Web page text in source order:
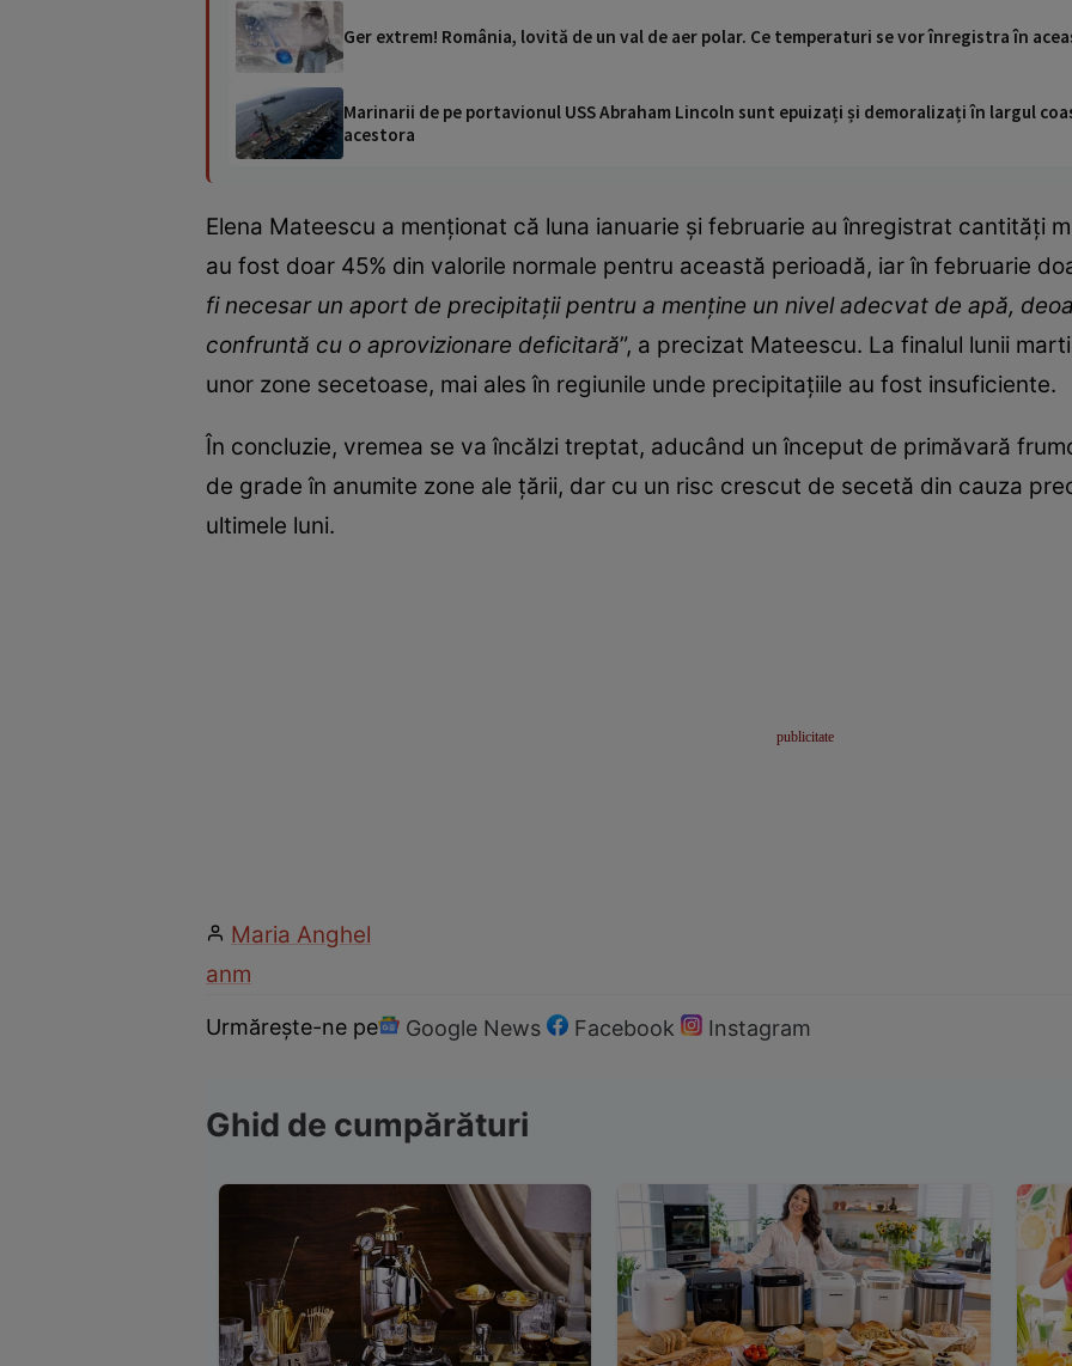
Ger extrem! România, lovită de un val de aer polar. Ce temperaturi se vor înregistra în
Marinarii de pe portavionul USS Abraham Lincoln sunt epuizați și demoralizați în largul
acestora
Elena Mateescu a menționat că luna ianuarie și februarie au înregistrat cantități
au fost doar 45% din valorile normale pentru această perioadă, iar în februarie
fi necesar un aport de precipitații pentru a menține un nivel adecvat de apă,
confruntă cu o aprovizionare deficitară”, a precizat Mateescu. La finalul lunii
unor zone secetoase, mai ales în regiunile unde precipitațiile au fost insuficiente.
În concluzie, vremea se va încălzi treptat, aducând un început de primăvară
de grade în anumite zone ale țării, dar cu un risc crescut de secetă din cauza
ultimele luni.
Maria Anghel
anm
Urmărește-ne pe Google News Facebook Instagram
Ghid de cumpărături